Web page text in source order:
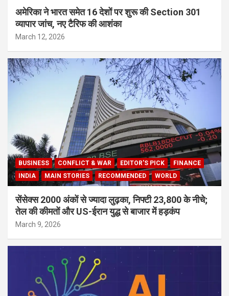
अमेरिका ने भारत समेत 16 देशों पर शुरू की Section 301
व्यापार जांच, नए टैरिफ की आशंका
March 12, 2026
BUSINESS CONFLICT & WAR EDITOR'S PICK
FINANCE
INDIA
MAIN STORIES RECOMMENDED WORLD
सेंसेक्स 2000 अंकों से ज्यादा लुढ़का, निफ्टी 23,800 के नीचे;
तेल की कीमतों और US-ईरान युद्ध से बाजार में हड़कंप
March 9, 2026